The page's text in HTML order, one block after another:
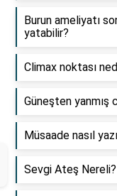
Burun ameliyatı
yatabilir?
Climax noktası
Güneşten yanmış
Müsaade nasıl
Sevgi Ateş Nereli?